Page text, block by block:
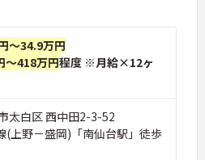
～34.9万円
～418万円程度 ※月給×12ヶ
太白区 西中田2-3-52
(上野－盛岡)「南仙台駅」徒歩